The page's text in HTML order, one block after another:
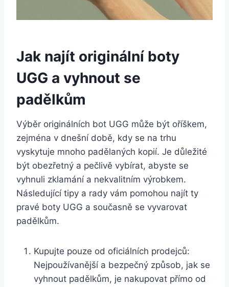
Jak ⁣najít originální boty
UGG a vyhnout se
padělkům
Výběr originálních bot UGG může ⁢být oříškem,
zejména v dnešní době, ⁢kdy ‌se na trhu
vyskytuje mnoho ⁢padělaných⁤ kopií.⁤ Je⁣ důležité
být obezřetný⁤ a ‌pečlivě vybírat, ‌abyste se‍
vyhnuli zklamání a nekvalitním⁢ výrobkem.⁤
Následující ‍tipy a rady vám pomohou najít ‍ty
pravé‌ boty UGG ⁣a současně se vyvarovat
padělkům.
Kupujte pouze od oficiálních prodejců:
Nejpoužívanější a bezpečný způsob, jak se⁤
vyhnout ⁤padělkům,‌ je nakupovat přímo od